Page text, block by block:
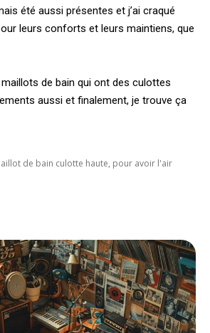
été aussi présentes et j’ai craqué
leurs conforts et leurs maintiens, que
maillots de bain qui ont des culottes
aussi et finalement, je trouve ça
de bain culotte haute, pour avoir l'air